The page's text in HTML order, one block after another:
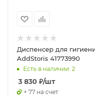
Диспенсер для
AddStoris 41773990
Есть в наличии: 2
3 830 ₽/шт
+ 77 на счет